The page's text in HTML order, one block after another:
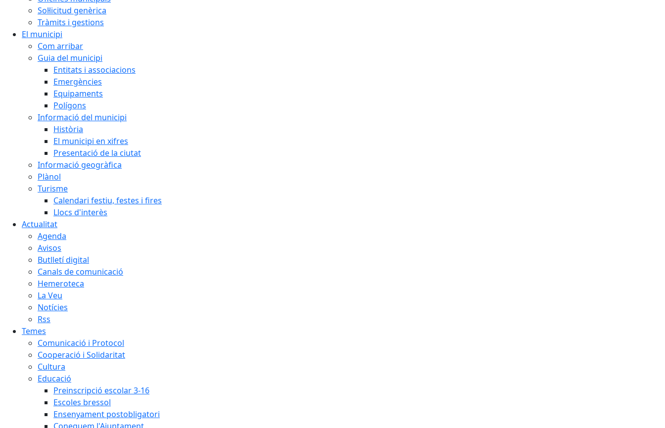
Sol·licitud genèrica
Tràmits i gestions
El municipi
Com arribar
Guia del municipi
Entitats i associacions
Emergències
Equipaments
Polígons
Informació del municipi
Història
El municipi en xifres
Presentació de la ciutat
Informació geogràfica
Plànol
Turisme
Calendari festiu, festes i fires
Llocs d'interès
Actualitat
Agenda
Avisos
Butlletí digital
Canals de comunicació
Hemeroteca
La Veu
Notícies
Rss
Temes
Comunicació i Protocol
Cooperació i Solidaritat
Cultura
Educació
Preinscripció escolar 3-16
Escoles bressol
Ensenyament postobligatori